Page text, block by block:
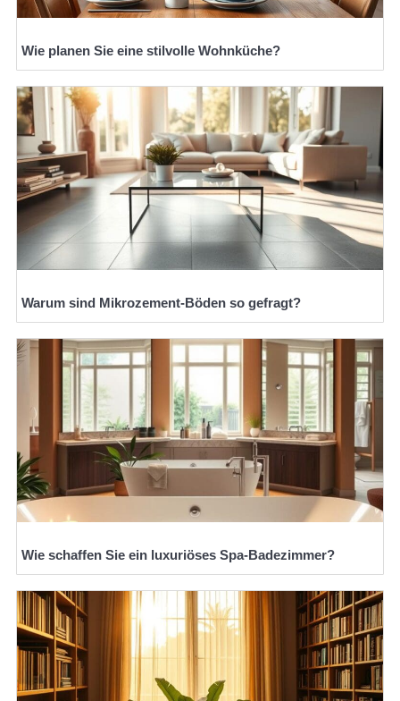
Wie planen Sie eine stilvolle Wohnküche?
Warum sind Mikrozement-Böden so gefragt?
Wie schaffen Sie ein luxuriöses Spa-Badezimmer?